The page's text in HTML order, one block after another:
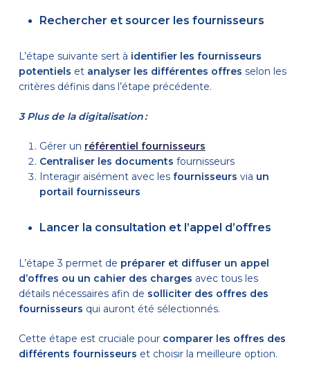
Rechercher et sourcer les fournisseurs
L’étape suivante sert à identifier les fournisseurs
potentiels et analyser les différentes offres selon les
critères définis dans l’étape précédente.
3 Plus de la digitalisation :
Gérer un référentiel fournisseurs
Centraliser les documents fournisseurs
Interagir aisément avec les fournisseurs via un
portail fournisseurs
Lancer la consultation et l’appel d’offres
L’étape 3 permet de préparer et diffuser un appel
d’offres ou un cahier des charges avec tous les
détails nécessaires afin de solliciter des offres des
fournisseurs qui auront été sélectionnés.
Cette étape est cruciale pour comparer les offres des
différents fournisseurs et choisir la meilleure option.